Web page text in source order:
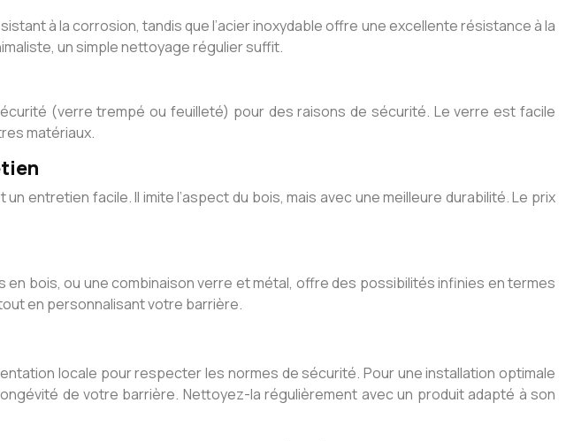
à la corrosion, tandis que l’acier inoxydable offre une excellente résistance à la
un simple nettoyage régulier suffit.
(verre trempé ou feuilleté) pour des raisons de sécurité. Le verre est facile
matériaux.
entretien facile. Il imite l’aspect du bois, mais avec une meilleure durabilité. Le prix
bois, ou une combinaison verre et métal, offre des possibilités infinies en termes
en personnalisant votre barrière.
locale pour respecter les normes de sécurité. Pour une installation optimale
de votre barrière. Nettoyez-la régulièrement avec un produit adapté à son